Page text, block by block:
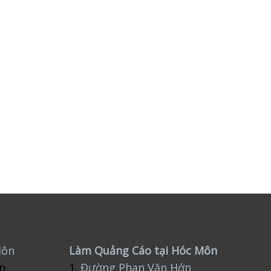
Làm Quảng Cáo tại Hóc Môn
1. Đường Phan Văn Hớn